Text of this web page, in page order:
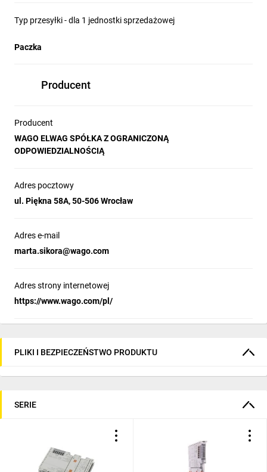
Typ przesyłki - dla 1 jednostki sprzedażowej
Paczka
Producent
Producent
WAGO ELWAG SPÓŁKA Z OGRANICZONĄ
ODPOWIEDZIALNOŚCIĄ
Adres pocztowy
ul. Piękna 58A, 50-506 Wrocław
Adres e-mail
marta.sikora@wago.com
Adres strony internetowej
https://www.wago.com/pl/
PLIKI I BEZPIECZEŃSTWO PRODUKTU
SERIE